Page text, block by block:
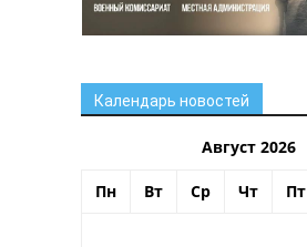
Календарь новостей
Август 2026
Пн Вт Ср Чт Пт